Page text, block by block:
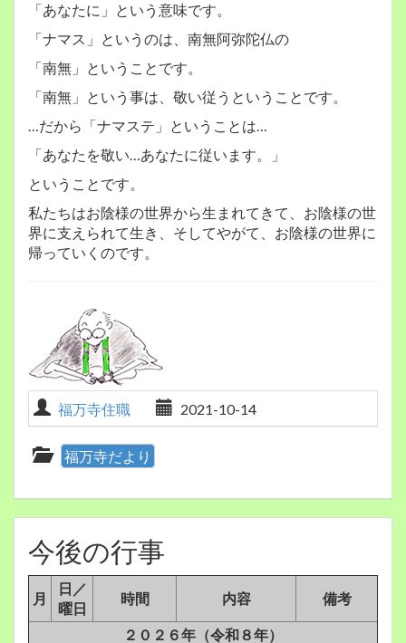
「あなたに」という意味です。
「ナマス」というのは、南無阿弥陀仏の
「南無」ということです。
「南無」という事は、敬い従うということです。
…だから「ナマステ」ということは…
「あなたを敬い…あなたに従います。」
ということです。
私たちはお陰様の世界から生まれてきて、お陰様の世
界に支えられて生き、そしてやがて、お陰様の世界に
帰っていくのです。
福万寺住職 2021-10-14
福万寺だより
今後の行事
月
日／
曜日
時間 内容 備考
２０２６年（令和８年）